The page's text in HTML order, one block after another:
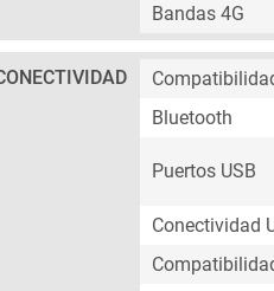
Bandas 4G
Bluetooth
Puertos USB
Conectividad